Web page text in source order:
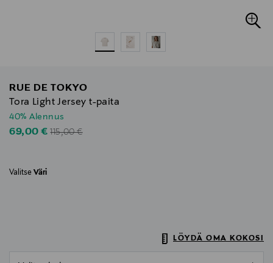
RUE DE TOKYO
Tora Light Jersey t-paita
40% Alennus
Discounted Price
69,00 €Original Price
115,00 €
Valitse Väri
LÖYDÄ OMA KOKOSI